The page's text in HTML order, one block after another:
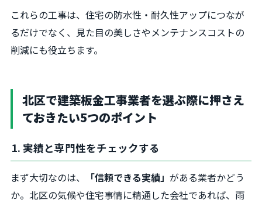
これらの工事は、住宅の防水性・耐久性アップにつなが
るだけでなく、見た目の美しさやメンテナンスコストの
削減にも役立ちます。
北区で建築板金工事業者を選ぶ際に押さえ
ておきたい5つのポイント
1. 実績と専門性をチェックする
まず大切なのは、 「信頼できる実績」 がある業者かどう
か。北区の気候や住宅事情に精通した会社であれば、雨